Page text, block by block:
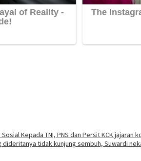
Kepada TNI, PNS dan Persit KCK jajaran
dideritanya tidak kunjung sembuh, Suwardi